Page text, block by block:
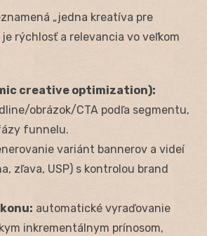
„jedna kreatíva pre
je rýchlosť a relevancia vo veľkom
creative optimization):
obrázok/CTA podľa segmentu,
funnelu.
variánt bannerov a videí
zľava, USP) s kontrolou brand
automatické vyraďovanie
inkrementálnym prínosom,